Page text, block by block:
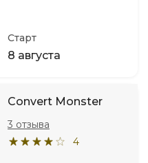
Старт
8 августа
Convert Monster
4
3 отзыва